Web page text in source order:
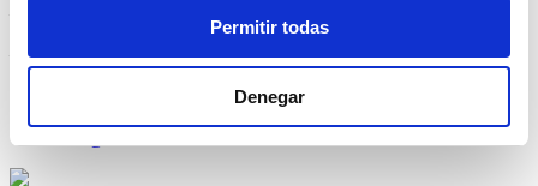
Permitir todas
Denegar
– Dimensiones: 210 cm altura